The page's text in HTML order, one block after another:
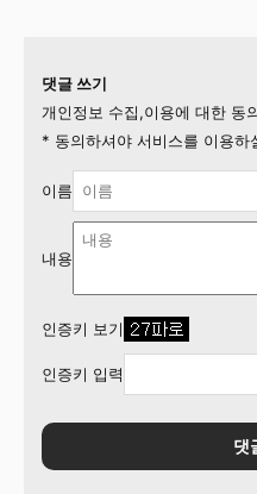
댓글 쓰기
개인정보 수집,이용에 대한 동
* 동의하셔야 서비스를 이용하
이름
내용
인증키 보기
인증키 입력
댓